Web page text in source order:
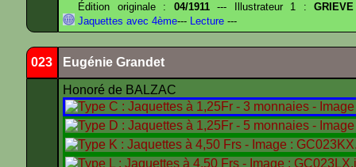
Édition originale : 04/1911--- Illustrateur 1 :
Jaquettes avec 4ème--- Lecture ---
023 Eugénie Grandet
Honoré de BALZAC